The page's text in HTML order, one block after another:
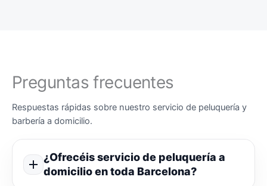
Preguntas frecuentes
Respuestas rápidas sobre nuestro servicio de peluquería y
barbería a domicilio.
¿Ofrecéis servicio de peluquería a
domicilio en toda Barcelona?